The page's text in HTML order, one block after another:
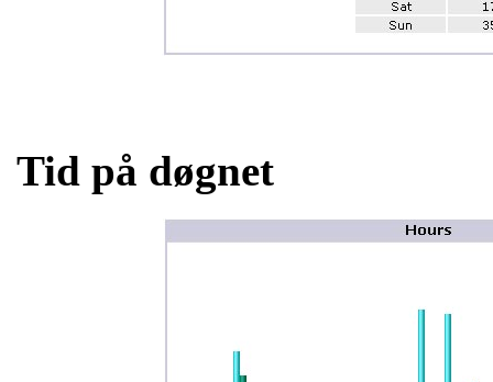
Tid på døgnet